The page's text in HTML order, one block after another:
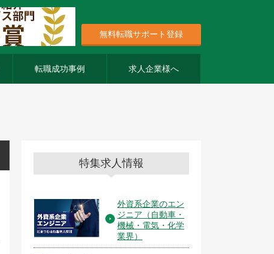
無料転職サポート登録
転職成功事例 求人企業様へ
特集求人情報
外資系企業のエン
ジニア（自動車・
機械・電気・化学
業界）